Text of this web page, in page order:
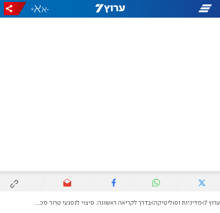
-
+
ערוץ 7 מדיניות ופוליטיקה בדרך לקריאה ראשונה: פיצוי לנפגעי טרור מכספים שיוקפאו מהרשות הפלסטינית